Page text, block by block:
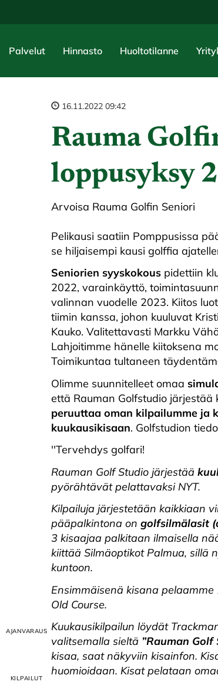
Palvelut Hinnasto Huoltotilanne
16.11.2022 09:42
Rauma
loppusyksy
Arvoisa Rauma Golfin Seniori
Pelikausi saatiin Pomppusissa
se hiljaisempi kausi golffia
Seniorien syyskokous pidettiin
2022, varainkäyttö,
valinnan vuodelle 2023. Kiitos
tiimin kanssa, johon kuuluvat
Kauko. Valitettavasti Markku
Lahjoitimme hänelle kiitoksena
Toimikuntaa tultaneen
Olimme suunnitelleet omaa
että Rauman Golfstudio
peruuttaa oman kilpailumme ja
kuukausikisaan. Golfstudion
''Tervehdys golfari!
Rauman Golf Studio järjestää
pyörähtävät pelattavaksi NYT.
Kilpailuja järjestetään kaikkiaan
pääpalkintona on golfsilmälasit
3 kisaajaa palkitaan ilmaisella
kiittää Silmäoptikot Palmua, sillä
kuntoon.
Ensimmäisenä kisana
Old Course.
Kuukausikilpailun löydät
valitsemalla sieltä ”Rauman
kisaa, saat näkyviin kisainfon.
huomioidaan. Kisat pelataan